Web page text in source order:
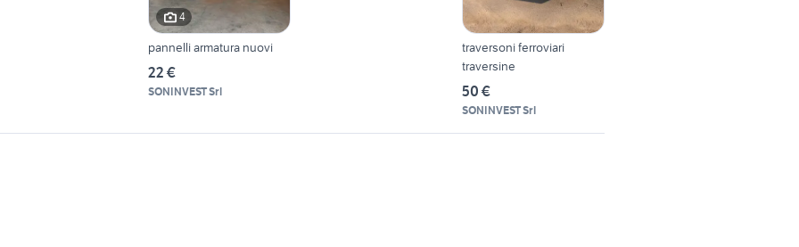
4
pannelli armatura nuovi
22 €
SONINVEST Srl
traversoni ferroviari
traversine
50 €
SONINVEST Srl